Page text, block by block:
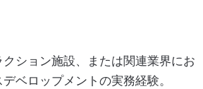
ション施設、または関連業界にお
ベロップメントの実務経験。